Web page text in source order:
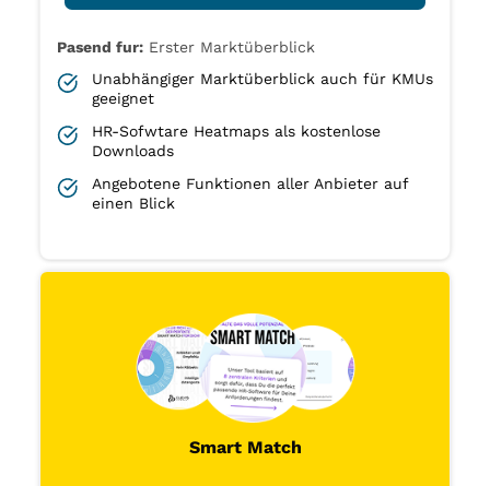
Pasend fur: Erster Marktüberblick
Unabhängiger Marktüberblick auch für KMUs
geeignet
HR-Sofwtare Heatmaps als kostenlose
Downloads
Angebotene Funktionen aller Anbieter auf
einen Blick
Smart Match